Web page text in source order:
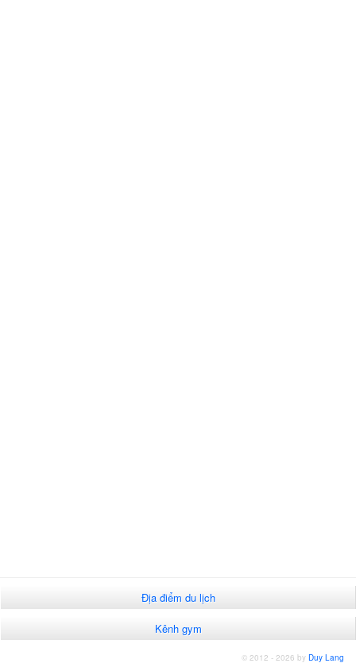
Địa điểm du lịch
Kênh gym
© 2012 - 2026 by Duy Lang